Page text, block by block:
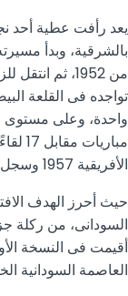
الأفريقية 1957 وسجل أول هدف فى تاريخ البطولة أمام السودان.
حيث أحرز الهدف
العاصمة السودانية